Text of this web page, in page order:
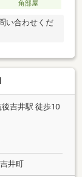
角部屋
い合わせくだ
後吉井駅 徒歩10
井町